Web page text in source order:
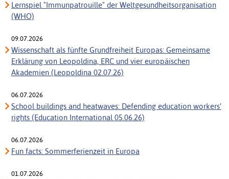
Lernspiel "Immunpatrouille" der Weltgesundheitsorganisation
(WHO)
09.07.2026
Wissenschaft als fünfte Grundfreiheit Europas: Gemeinsame
Erklärung von Leopoldina, ERC und vier europäischen
Akademien (Leopoldina 02.07.26)
06.07.2026
School buildings and heatwaves: Defending education workers’
rights (Education International 05.06.26)
06.07.2026
Fun facts: Sommerferienzeit in Europa
01.07.2026